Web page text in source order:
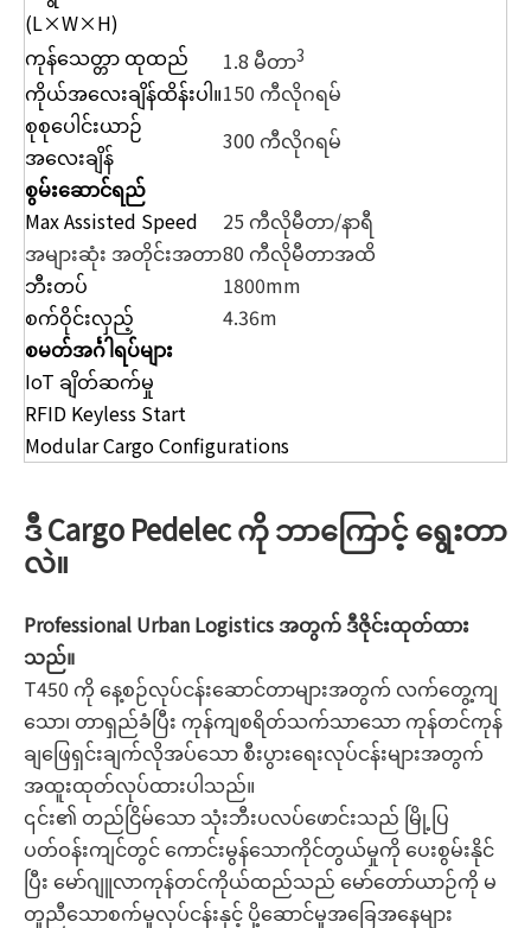
(L×W×H)
ကုန်သေတ္တာ ထုထည် 1.8 မီတာ3
ကိုယ်အလေးချိန်ထိန်းပါ။150 ကီလိုဂရမ်
စုစုပေါင်းယာဉ်
အလေးချိန်
300 ကီလိုဂရမ်
စွမ်းဆောင်ရည်
Max Assisted Speed
25 ကီလိုမီတာ/နာရီ
အများဆုံး အတိုင်းအတာ80 ကီလိုမီတာအထိ
ဘီးတပ်
1800mm
စက်ဝိုင်းလှည့်
4.36m
စမတ်အင်္ဂါရပ်များ
IoT ချိတ်ဆက်မှု
RFID Keyless Start
Modular Cargo Configurations
ဒီ Cargo Pedelec ကို ဘာကြောင့် ရွေးတာ
လဲ။
Professional Urban Logistics အတွက် ဒီဇိုင်းထုတ်ထား
သည်။
T450 ကို နေ့စဉ်လုပ်ငန်းဆောင်တာများအတွက် လက်တွေ့ကျ
သော၊ တာရှည်ခံပြီး ကုန်ကျစရိတ်သက်သာသော ကုန်တင်ကုန်
ချဖြေရှင်းချက်လိုအပ်သော စီးပွားရေးလုပ်ငန်းများအတွက်
အထူးထုတ်လုပ်ထားပါသည်။
၎င်း၏ တည်ငြိမ်သော သုံးဘီးပလပ်ဖောင်းသည် မြို့ပြ
ပတ်ဝန်းကျင်တွင် ကောင်းမွန်သောကိုင်တွယ်မှုကို ပေးစွမ်းနိုင်
ပြီး မော်ဂျူလာကုန်တင်ကိုယ်ထည်သည် မော်တော်ယာဉ်ကို မ
တူညီသောစက်မှုလုပ်ငန်းနှင့် ပို့ဆောင်မှုအခြေအနေများ